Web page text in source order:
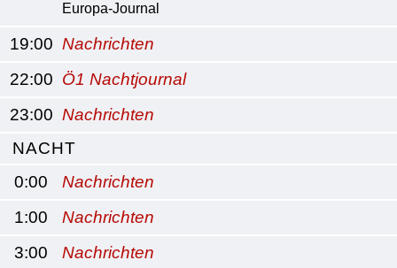
Europa-Journal
19:00 Nachrichten
22:00 Ö1 Nachtjournal
23:00 Nachrichten
NACHT
0:00
Nachrichten
1:00
Nachrichten
3:00
Nachrichten